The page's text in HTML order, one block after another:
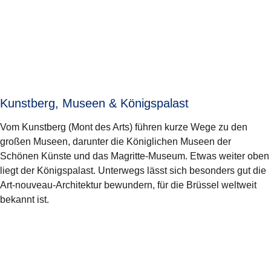
Kunstberg, Museen & Königspalast
Vom Kunstberg (Mont des Arts) führen kurze Wege zu den
großen Museen, darunter die Königlichen Museen der
Schönen Künste und das Magritte-Museum. Etwas weiter oben
liegt der Königspalast. Unterwegs lässt sich besonders gut die
Art-nouveau-Architektur bewundern, für die Brüssel weltweit
bekannt ist.